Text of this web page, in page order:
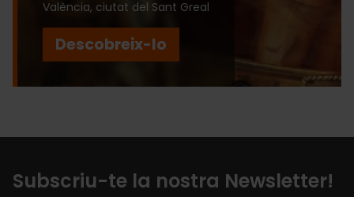
València, ciutat del Sant Greal
Descobreix-lo
Subscriu-te la nostra Newsletter!